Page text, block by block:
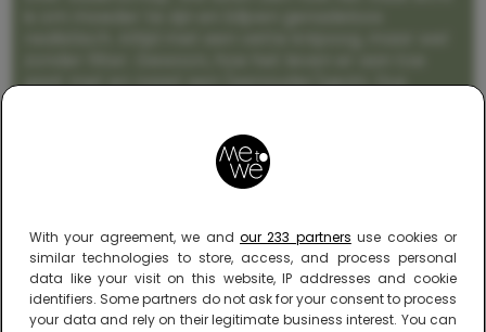
With your agreement, we and our 233 partners use cookies or
similar technologies to store, access, and process personal
data like your visit on this website, IP addresses and cookie
identifiers. Some partners do not ask for your consent to process
your data and rely on their legitimate business interest. You can
gaat met en naast een (eenouder)gezin. Dus